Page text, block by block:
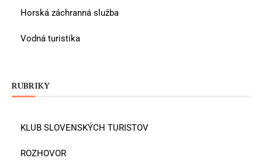
Horská záchranná služba
Vodná turistika
RUBRIKY
KLUB SLOVENSKÝCH TURISTOV
ROZHOVOR